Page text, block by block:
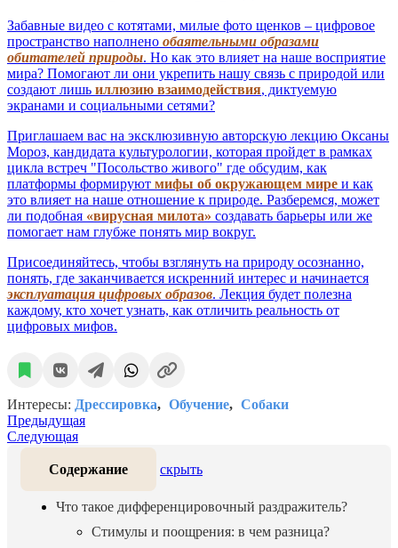
Забавные видео с котятами, милые фото щенков – цифровое
пространство наполнено обаятельными образами
обитателей природы. Но как это влияет на наше восприятие
мира? Помогают ли они укрепить нашу связь с природой или
создают лишь иллюзию взаимодействия, диктуемую
экранами и социальными сетями?
Приглашаем вас на эксклюзивную авторскую лекцию Оксаны
Мороз, кандидата культурологии, которая пройдет в рамках
цикла встреч "Посольство живого" где обсудим, как
платформы формируют мифы об окружающем мире и как
это влияет на наше отношение к природе. Разберемся, может
ли подобная «вирусная милота» создавать барьеры или же
помогает нам глубже понять мир вокруг.
Присоединяйтесь, чтобы взглянуть на природу осознанно,
понять, где заканчивается искренний интерес и начинается
эксплуатация цифровых образов. Лекция будет полезна
каждому, кто хочет узнать, как отличить реальность от
цифровых мифов.
Интересы: Дрессировка Обучение
Собаки
Предыдущая
Следующая
Содержание скрыть
Что такое дифференцировочный раздражитель?
Стимулы и поощрения: в чем разница?